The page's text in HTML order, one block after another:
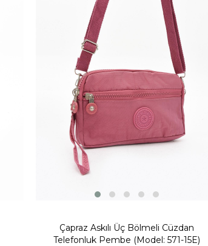
Çapraz Askılı Üç Bölmeli Cüzdan
Telefonluk Pembe (Model: 571-15E)